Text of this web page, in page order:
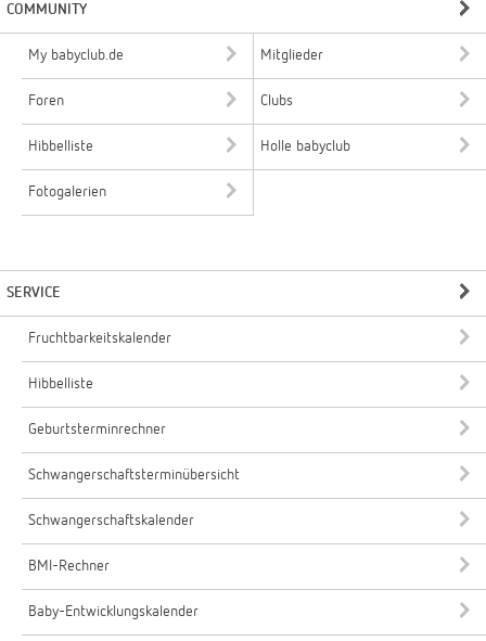
COMMUNITY
My babyclub.de Mitglieder
Foren Clubs
Hibbelliste Holle babyclub
Fotogalerien
SERVICE
Fruchtbarkeitskalender
Hibbelliste
Geburtsterminrechner
Schwangerschaftsterminübersicht
Schwangerschaftskalender
BMI-Rechner
Baby-Entwicklungskalender